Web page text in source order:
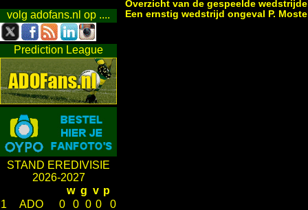
volg adofans.nl op ....
Prediction League
STAND EREDIVISIE
2026-2027
w g v p
1
ADO 0 0 0 0
0
Overzicht van de gespeelde
Een ernstig wedstrijd ongeval P.